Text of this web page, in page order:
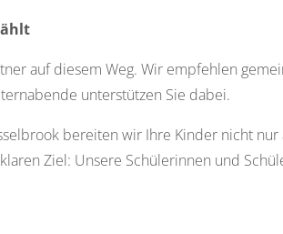
auf diesem Weg. Wir empfehlen
unterstützen Sie dabei.
bereiten wir Ihre Kinder nicht
Ziel: Unsere Schülerinnen und